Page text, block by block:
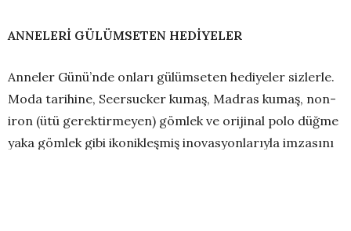
ANNELERİ GÜLÜMSETEN HEDİYELER
Anneler Günü’nde onları gülümseten hediyeler sizlerle.
Moda tarihine, Seersucker kumaş, Madras kumaş, non-
iron (ütü gerektirmeyen) gömlek ve orijinal polo düğme
yaka gömlek gibi ikonikleşmiş inovasyonlarıyla imzasını